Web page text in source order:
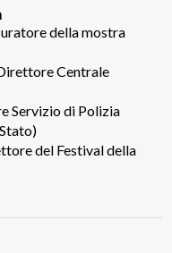
della mostra
Centrale
Servizio di Polizia
del Festival della